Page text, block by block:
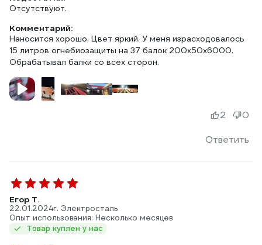
Отсутствуют.
Комментарий:
Наносится хорошо. Цвет яркий. У меня израсходовалось
15 литров огнебиозащиты на 37 балок 200х50х6000.
Обрабатывал балки со всех сторон.
Ответить
2 0
Егор Т.
22.01.2024г. Электросталь
Опыт использования: Несколько месяцев
Товар куплен у нас